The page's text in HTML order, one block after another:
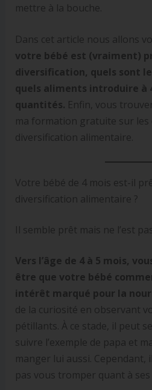
mettre à la bouche.
Dans cet article nous allons
votre bébé est (vraiment)
diversification, quels sont
quels aliments introduire à
quantités. Enfin, vous
ma formation gratuite sur les
diversification alimentaire.
Votre bébé de 4 mois est-il
diversification alimentaire ?
Il semble prêt mais ne l’est
Vers l’âge de 4 à 5 mois,
être que votre bébé
intérêt marqué pour la
de la curiosité en observant
pétillants. À ce stade, il peut
suivre l’exemple de papa et
manger lui aussi.
pas vous tromper quant à